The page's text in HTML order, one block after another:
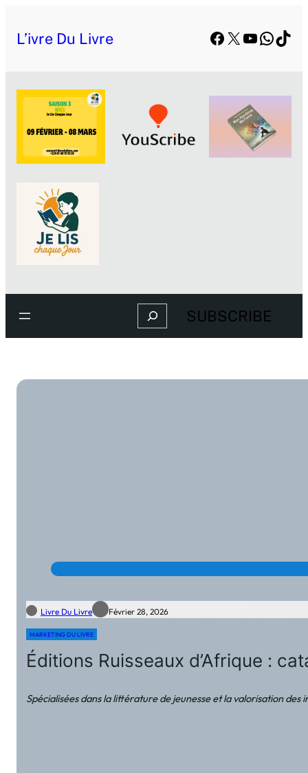
L’ivre Du Livre Facebook
X YouTube
Search SUBSCRIBE
Livre Du Livre Février 28, 2026
MARKETING DU LIVRE
Éditions Ruisseaux d’Afrique :
Spécialisées dans la littérature de jeunesse et la valorisation